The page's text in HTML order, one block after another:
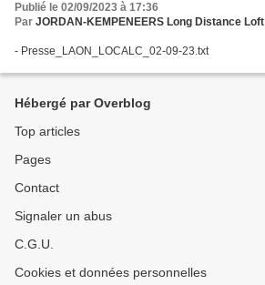
Publié le 02/09/2023 à 17:36
Par JORDAN-KEMPENEERS Long Distance Loft
- Presse_LAON_LOCALC_02-09-23.txt
Hébergé par Overblog
Top articles
Pages
Contact
Signaler un abus
C.G.U.
Cookies et données personnelles